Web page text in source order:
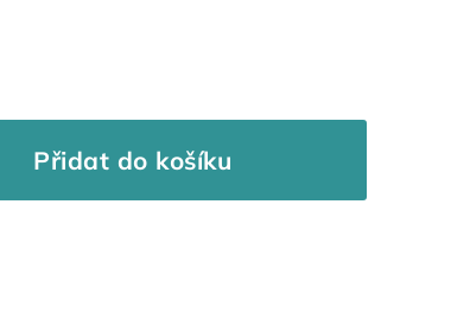
Přidat do košíku